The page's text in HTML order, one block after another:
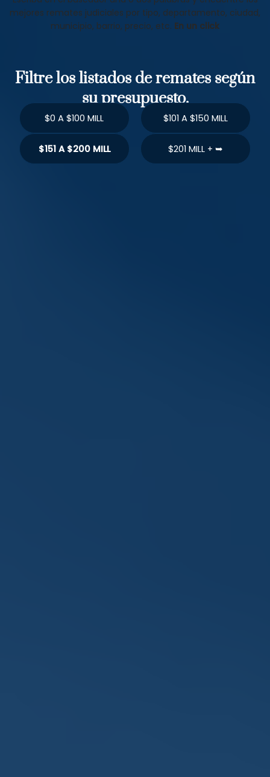
mejores remates judiciales por tipo, departamento, ciudad,
municipio, barrio, precio, etc. En un click
Filtre los listados de remates según
su presupuesto.
$0 A $100 MILL $101 A $150 MILL
$151 A $200 MILL $201 MILL + ➥